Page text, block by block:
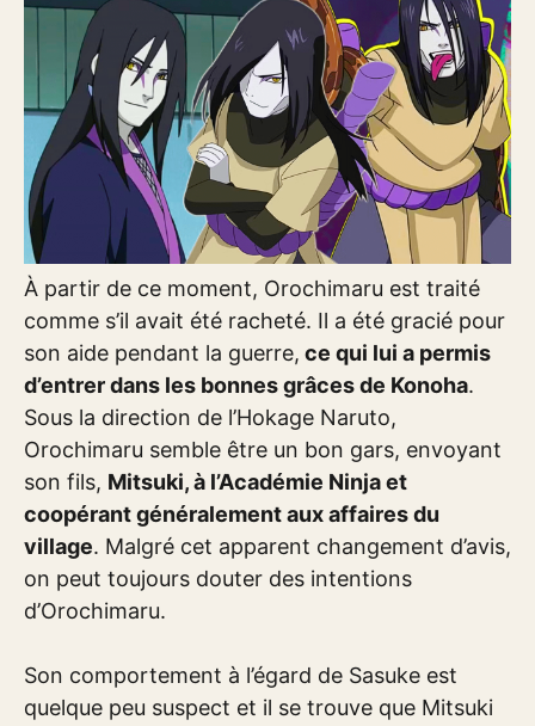
À partir de ce moment, Orochimaru est traité
comme s’il avait été racheté. Il a été gracié pour
son aide pendant la guerre, ce qui lui a permis
d’entrer dans les bonnes grâces de Konoha.
Sous la direction de l’Hokage Naruto,
Orochimaru semble être un bon gars, envoyant
son fils, Mitsuki, à l’Académie Ninja et
coopérant généralement aux affaires du
village. Malgré cet apparent changement d’avis,
on peut toujours douter des intentions
d’Orochimaru.
Son comportement à l’égard de Sasuke est
quelque peu suspect et il se trouve que Mitsuki